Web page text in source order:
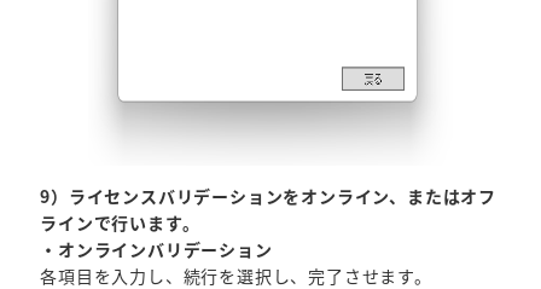
9）ライセンスバリデーションをオンライン、またはオフ
ラインで行います。
・オンラインバリデーション
各項目を入力し、続行を選択し、完了させます。